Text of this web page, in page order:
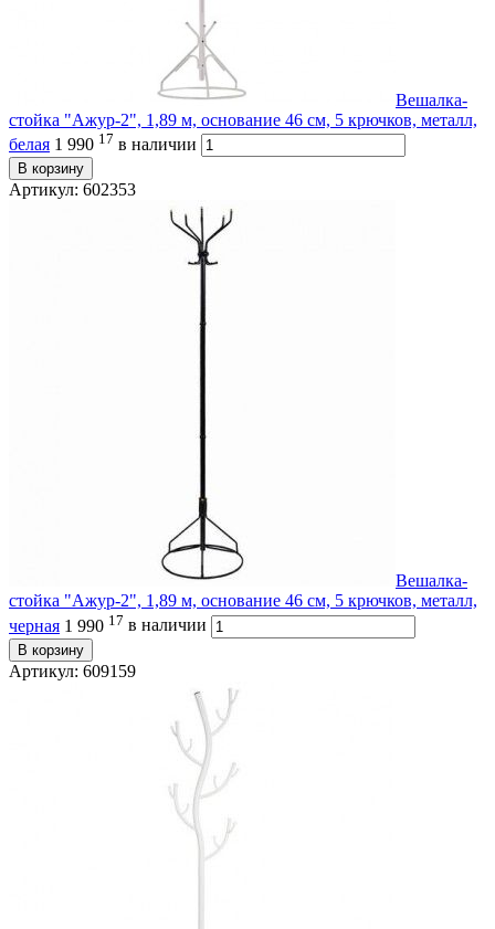
Вешалка-
стойка "Ажур-2", 1,89 м, основание 46 см, 5 крючков, металл,
белая 1 990 17 в наличии
В корзину
Артикул: 602353
Вешалка-
стойка "Ажур-2", 1,89 м, основание 46 см, 5 крючков, металл,
черная 1 990 17 в наличии
В корзину
Артикул: 609159